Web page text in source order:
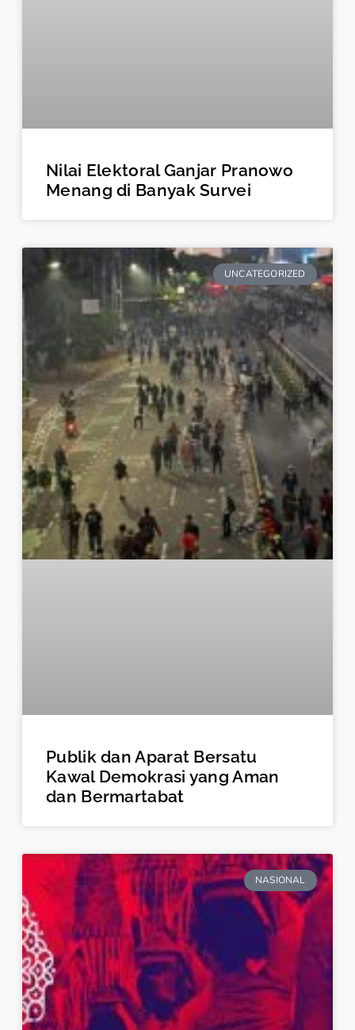
Nilai Elektoral Ganjar Pranowo
Menang di Banyak Survei
UNCATEGORIZED
Publik dan Aparat Bersatu
Kawal Demokrasi yang Aman
dan Bermartabat
NASIONAL